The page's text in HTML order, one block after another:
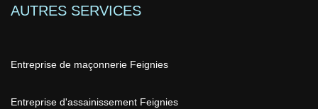
AUTRES SERVICES
Entreprise de maçonnerie Feignies
Entreprise d'assainissement Feignies